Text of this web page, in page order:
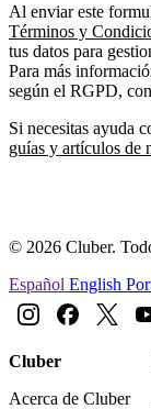
Al enviar este
Términos y
tus datos para
Para más
según el RGPD,
Si necesitas ayuda
guías y artículos de
© 2026 Cluber.
Español English
Cluber
Acerca de Cluber